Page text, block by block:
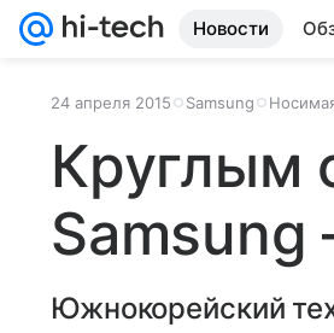
Новости
24 апреля 2015 Samsung
Круглым
Южнокорейский